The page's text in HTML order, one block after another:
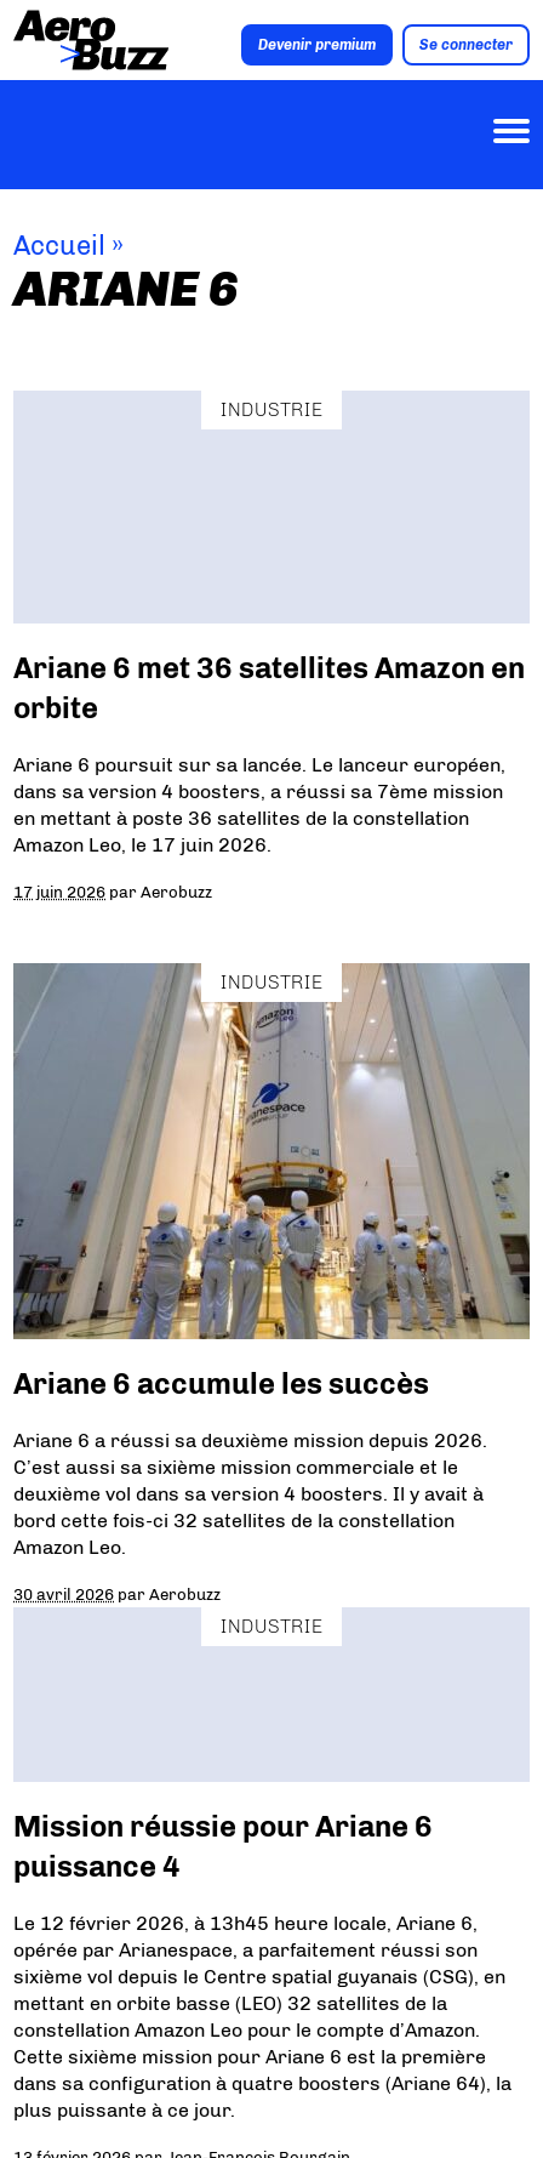
Devenir premium Se connecter
Accueil »
ARIANE 6
INDUSTRIE
Ariane 6 met 36 satellites Amazon en
orbite
Ariane 6 poursuit sur sa lancée. Le lanceur européen,
dans sa version 4 boosters, a réussi sa 7ème mission
en mettant à poste 36 satellites de la constellation
Amazon Leo, le 17 juin 2026.
17 juin 2026 parAerobuzz
INDUSTRIE
Ariane 6 accumule les succès
Ariane 6 a réussi sa deuxième mission depuis 2026.
C’est aussi sa sixième mission commerciale et le
deuxième vol dans sa version 4 boosters. Il y avait à
bord cette fois-ci 32 satellites de la constellation
Amazon Leo.
30 avril 2026 parAerobuzz
INDUSTRIE
Mission réussie pour Ariane 6
puissance 4
Le 12 février 2026, à 13h45 heure locale, Ariane 6,
opérée par Arianespace, a parfaitement réussi son
sixième vol depuis le Centre spatial guyanais (CSG), en
mettant en orbite basse (LEO) 32 satellites de la
constellation Amazon Leo pour le compte d’Amazon.
Cette sixième mission pour Ariane 6 est la première
dans sa configuration à quatre boosters (Ariane 64), la
plus puissante à ce jour.